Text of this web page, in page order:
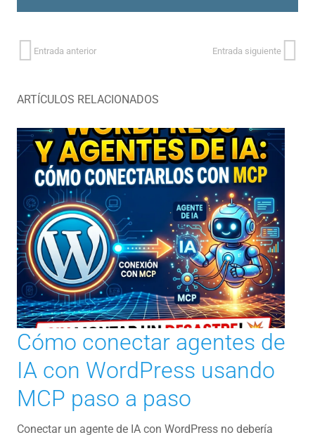
Entrada anterior Entrada siguiente
ARTÍCULOS RELACIONADOS
Cómo conectar agentes de
IA con WordPress usando
MCP paso a paso
Conectar un agente de IA con WordPress no debería